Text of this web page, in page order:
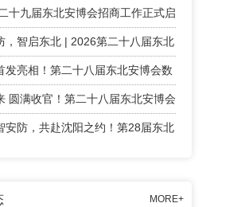
十九届东北安博会招商工作正式启
，智启东北 | 2026第二十八届东北
彩回顾！
发亮相！第二十八届东北安博会数
能终端新技术首发专区亮点纷呈
圆满收官！第二十八届东北安博会
！
安防，共赴沈阳之约！第28届东北
MORE+